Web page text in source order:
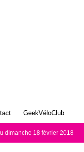
GeekVéloClub
dimanche 18 février 2018